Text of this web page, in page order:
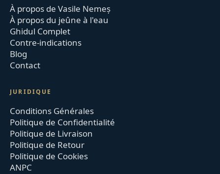
À propos de Vasile Nemeș
À propos du jeûne à l'eau
Ghidul Complet
Contre-indications
Blog
Contact
JURIDIQUE
Conditions Générales
Politique de Confidentialité
Politique de Livraison
Politique de Retour
Politique de Cookies
ANPC